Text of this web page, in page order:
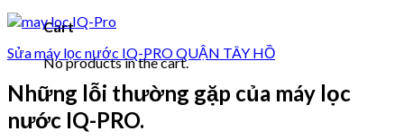
Cart
No products in the cart.
Sửa máy lọc nước IQ-PRO QUẬN TÂY HỒ
Những lỗi thường gặp của máy lọc
nước IQ-PRO.